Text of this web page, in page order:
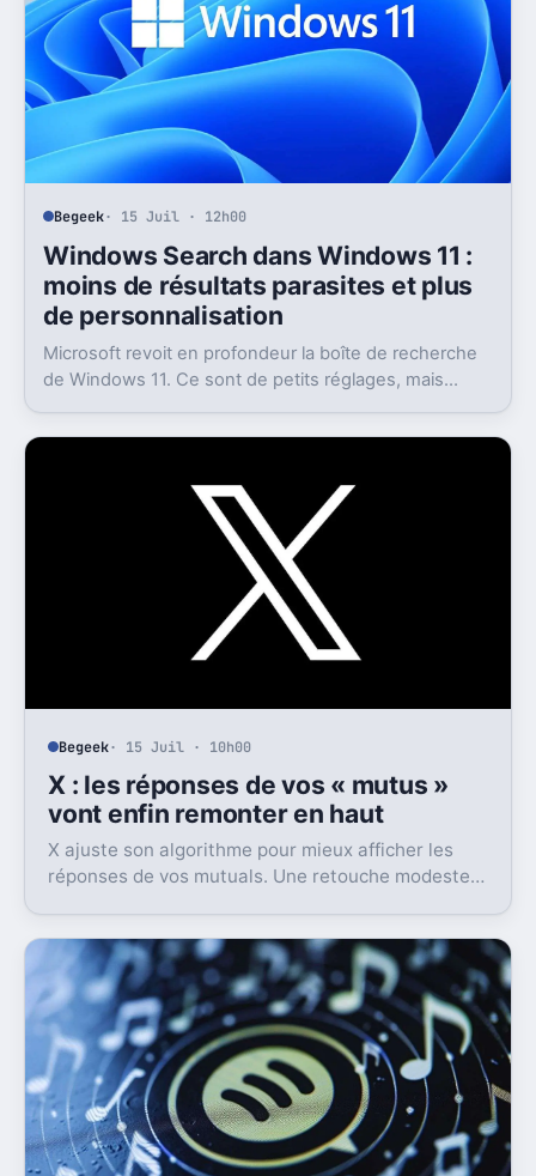
Begeek· 15 Juil · 12h00
Windows Search dans Windows 11 :
moins de résultats parasites et plus
de personnalisation
Microsoft revoit en profondeur la boîte de recherche
de Windows 11. Ce sont de petits réglages, mais
Begeek· 15 Juil · 10h00
X : les réponses de vos « mutus »
vont enfin remonter en haut
X ajuste son algorithme pour mieux afficher les
réponses de vos mutuals. Une retouche modeste